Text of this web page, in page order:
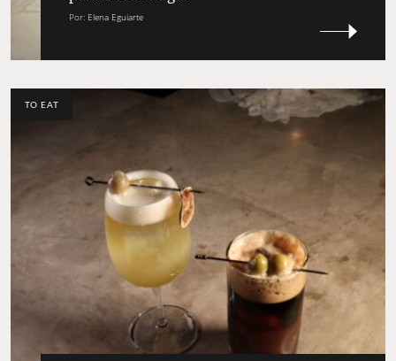
Por: Elena Eguiarte
TO EAT